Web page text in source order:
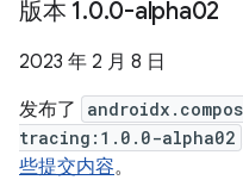
版本 1.0.0-alpha02
2023 年 2 月 8 日
发布了
tracing:1.0.0-alpha02
些提交内容。